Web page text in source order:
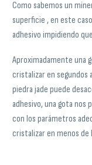
Como sabemos un
superficie , en este
adhesivo impidiendo
Aproximadamente una
cristalizar en segundos
piedra jade puede
adhesivo, una gota
con los parámetros
cristalizar en menos de